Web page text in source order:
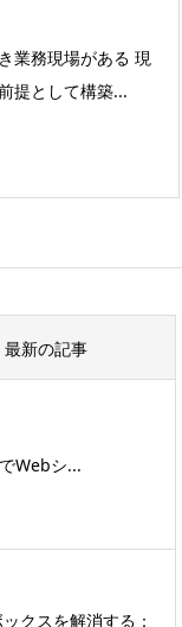
業務現場がある 現
提として構築...
最新の記事
Webシ...
クスを解消する：